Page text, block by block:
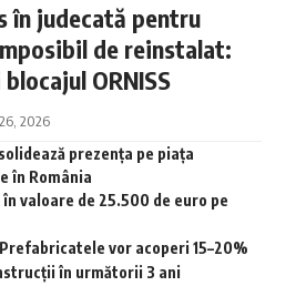
în judecată pentru
de reinstalat:
blocajul ORNISS
2026
prezența pe piața
în România
valoare de 25.500 de euro pe
vor acoperi 15–20%
în următorii 3 ani